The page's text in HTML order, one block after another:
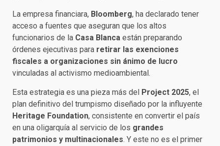
La empresa financiara, Bloomberg, ha declarado tener
acceso a fuentes que aseguran que los altos
funcionarios de la Casa Blanca están preparando
órdenes ejecutivas para retirar las exenciones
fiscales a organizaciones sin ánimo de lucro
vinculadas al activismo medioambiental.
Esta estrategia es una pieza más del Project 2025, el
plan definitivo del trumpismo diseñado por la influyente
Heritage Foundation, consistente en convertir el país
en una oligarquía al servicio de los grandes
patrimonios y multinacionales. Y este no es el primer